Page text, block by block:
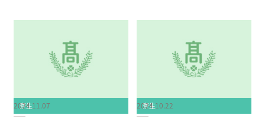
寮生
2024.11.07 寮生
2024.10.22